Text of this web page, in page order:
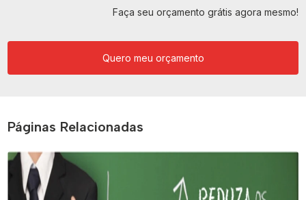
Faça seu orçamento grátis agora mesmo!
Quero meu orçamento
Páginas Relacionadas